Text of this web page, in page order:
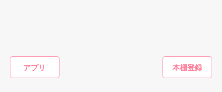
アプリ
私に触れる指先、甘い口づけは一夜限りのもの。
もっと見る
かんたん検索の条件を変える